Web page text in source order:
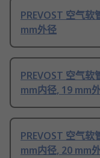
PREVOST 空气
mm外径
PREVOST 空气
mm内径, 19 mm
PREVOST 空气
mm内径, 20 mm